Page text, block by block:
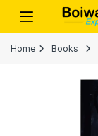
Skip to navigation
Skip to content
Open
Home Books